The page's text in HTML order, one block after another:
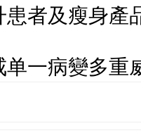
者及瘦身產
一病變多重